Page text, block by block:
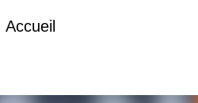
Accueil